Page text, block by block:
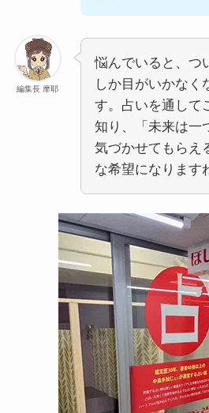
編集長 摩耶
悩んでいると、つ
しか目がいかなく
す。占いを通して
知り、「未来は一
気づかせてもらえ
な希望になります